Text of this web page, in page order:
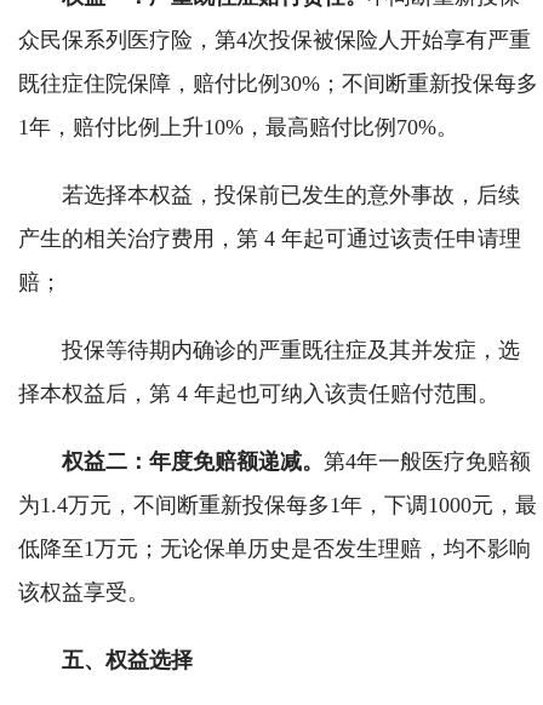
众民保系列医疗险，第4次投保被保险人开始享有严重
既往症住院保障，赔付比例30%；不间断重新投保每多
1年，赔付比例上升10%，最高赔付比例70%。
若选择本权益，投保前已发生的意外事故，后续
产生的相关治疗费用，第 4 年起可通过该责任申请理
赔；
投保等待期内确诊的严重既往症及其并发症，选
择本权益后，第 4 年起也可纳入该责任赔付范围。
权益二：年度免赔额递减。 第4年一般医疗免赔额
为1.4万元，不间断重新投保每多1年，下调1000元，最
低降至1万元；无论保单历史是否发生理赔，均不影响
该权益享受。
五、权益选择